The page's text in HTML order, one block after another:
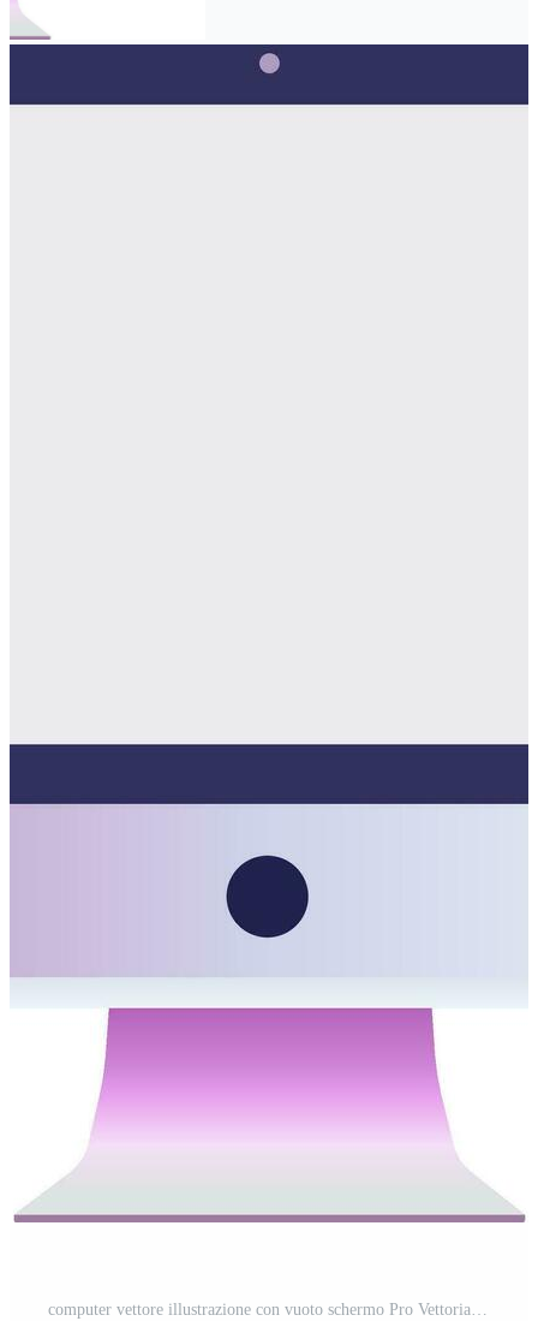
computer vettore illustrazione con vuoto schermo Pro Vettoriale e Pro SVG